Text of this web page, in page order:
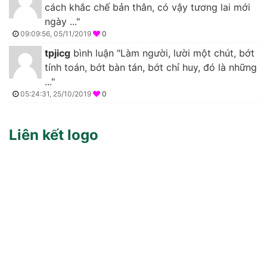
cách khắc chế bản thân, có vậy tương lai mới
ngày ..."
09:09:56, 05/11/2019 0
tpjicg bình luận "Làm người, lười một chút, bớt
tính toán, bớt bàn tán, bớt chỉ huy, đó là những
..."
05:24:31, 25/10/2019 0
Liên kết logo